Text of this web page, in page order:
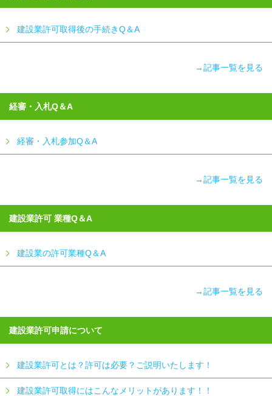
建設業許可取得後の手続きQ＆A
→記事一覧を見る
経審・入札Q＆A
経審・入札参加Q＆A
→記事一覧を見る
建設業許可 業種Q＆A
建設業の許可業種Q＆A
→記事一覧を見る
建設業許可申請について
建設業許可とは？許可は必要？ご説明いたします！
建設業許可取得にはこんなメリットがあります！！